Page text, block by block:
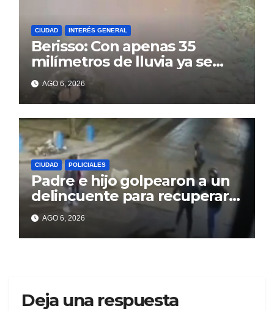
CIUDAD INTERÉS GENERAL
Berisso: Con apenas 35
milímetros de lluvia ya se
sienten los problemas
AGO 6, 2026
CIUDAD POLICIALES
Padre e hijo golpearon a un
delincuente para recuperar
un celular robado en Berisso
AGO 6, 2026
Deja una respuesta